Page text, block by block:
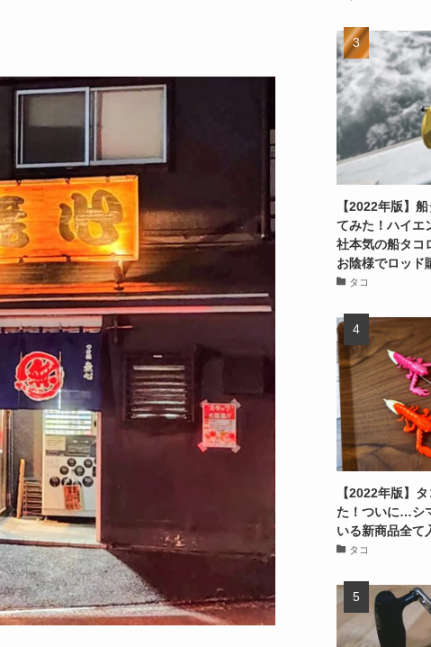
【2022年版】
てみた！ハイエ
社本気の船タコ
お陰様でロッド
タコ
【2022年版】
た！ついに…シ
いる新商品全て
タコ